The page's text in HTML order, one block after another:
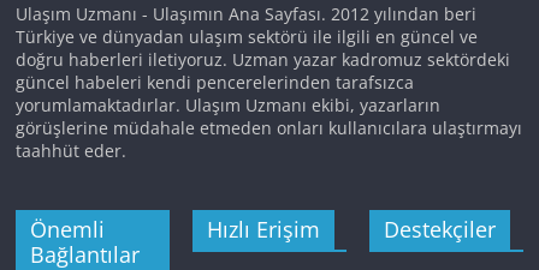
Ulaşım Uzmanı - Ulaşımın Ana Sayfası. 2012 yılından beri
Türkiye ve dünyadan ulaşım sektörü ile ilgili en güncel ve
doğru haberleri iletiyoruz. Uzman yazar kadromuz sektördeki
güncel habeleri kendi pencerelerinden tarafsızca
yorumlamaktadırlar. Ulaşım Uzmanı ekibi, yazarların
görüşlerine müdahale etmeden onları kullanıcılara ulaştırmayı
taahhüt eder.
Önemli
Bağlantılar
Hızlı Erişim Destekçiler